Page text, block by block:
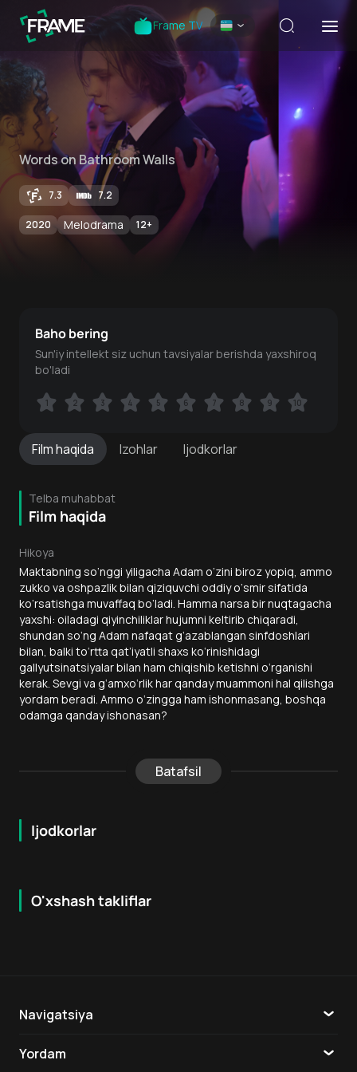
Frame TV
Words on Bathroom Walls
7.3 7.2
2020 Melodrama 12+
Filmhaqida Izohlar Ijodkorlar
Telba muhabbat
Film haqida
Hikoya
Maktabning so‘nggi yiligacha Adam o‘zini biroz yopiq, ammo
zukko va oshpazlik bilan qiziquvchi oddiy o‘smir sifatida
ko‘rsatishga muvaffaq bo‘ladi. Hamma narsa bir nuqtagacha
yaxshi: oiladagi qiyinchiliklar hujumni keltirib chiqaradi,
shundan so‘ng Adam nafaqat g‘azablangan sinfdoshlari
bilan, balki to‘rtta qat’iyatli shaxs ko‘rinishidagi
gallyutsinatsiyalar bilan ham chiqishib ketishni o‘rganishi
kerak. Sevgi va g‘amxo‘rlik har qanday muammoni hal qilishga
yordam beradi. Ammo o‘zingga ham ishonmasang, boshqa
odamga qanday ishonasan?
Batafsil
Ijodkorlar
Baho bering
Sun'iy intellekt siz uchun tavsiyalar berishda yaxshiroq
bo'ladi
1 2 3 4 5 6 7 8 9 10
1 2 3 4 5 6 7 8 9 10
O'xshash takliflar
12 +
Navigatsiya
Yordam